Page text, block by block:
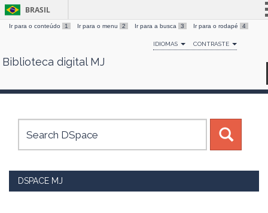
Skip
BRASIL
Simplifique!
Comunica BR
Canais
Ir para o conteúdo 1 Ir para o menu 2 Ir para a busca 3 Ir para o rodapé 4
IDIOMAS CONTRASTE
Biblioteca digital MJ
DSPACE MJ